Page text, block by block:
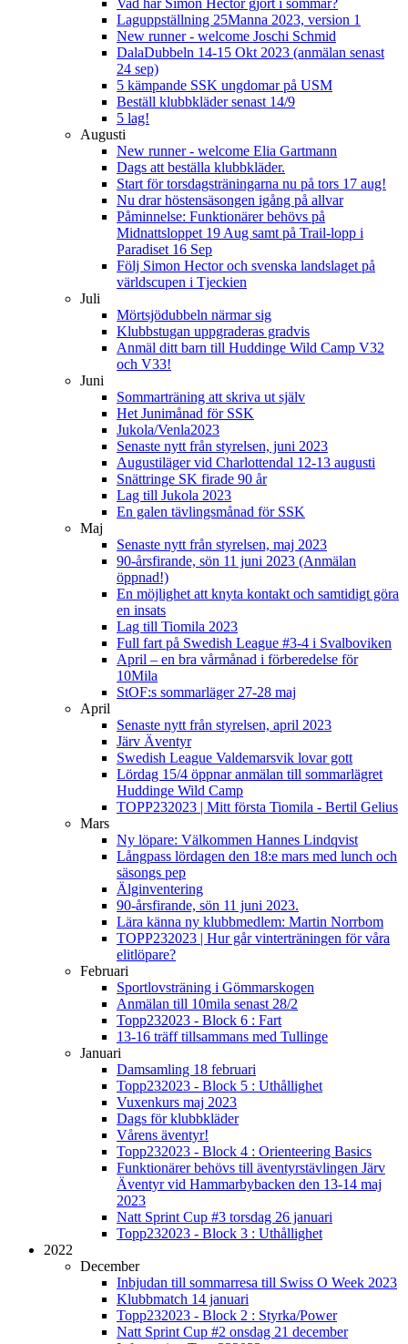
Vad har Simon Hector gjort i sommar?
Laguppställning 25Manna 2023, version 1
New runner - welcome Joschi Schmid
DalaDubbeln 14-15 Okt 2023 (anmälan senast
24 sep)
5 kämpande SSK ungdomar på USM
Beställ klubbkläder senast 14/9
5 lag!
Augusti
New runner - welcome Elia Gartmann
Dags att beställa klubbkläder.
Start för torsdagsträningarna nu på tors 17 aug!
Nu drar höstensäsongen igång på allvar
Påminnelse: Funktionärer behövs på
Midnattsloppet 19 Aug samt på Trail-lopp i
Paradiset 16 Sep
Följ Simon Hector och svenska landslaget på
världscupen i Tjeckien
Juli
Mörtsjödubbeln närmar sig
Klubbstugan uppgraderas gradvis
Anmäl ditt barn till Huddinge Wild Camp V32
och V33!
Juni
Sommarträning att skriva ut själv
Het Junimånad för SSK
Jukola/Venla2023
Senaste nytt från styrelsen, juni 2023
Augustiläger vid Charlottendal 12-13 augusti
Snättringe SK firade 90 år
Lag till Jukola 2023
En galen tävlingsmånad för SSK
Maj
Senaste nytt från styrelsen, maj 2023
90-årsfirande, sön 11 juni 2023 (Anmälan
öppnad!)
En möjlighet att knyta kontakt och samtidigt göra
en insats
Lag till Tiomila 2023
Full fart på Swedish League #3-4 i Svalboviken
April – en bra vårmånad i förberedelse för
10Mila
StOF:s sommarläger 27-28 maj
April
Senaste nytt från styrelsen, april 2023
Järv Äventyr
Swedish League Valdemarsvik lovar gott
Lördag 15/4 öppnar anmälan till sommarlägret
Huddinge Wild Camp
TOPP232023 | Mitt första Tiomila - Bertil Gelius
Mars
Ny löpare: Välkommen Hannes Lindqvist
Långpass lördagen den 18:e mars med lunch och
säsongs pep
Älginventering
90-årsfirande, sön 11 juni 2023.
Lära känna ny klubbmedlem: Martin Norrbom
TOPP232023 | Hur går vinterträningen för våra
elitlöpare?
Februari
Sportlovsträning i Gömmarskogen
Anmälan till 10mila senast 28/2
Topp232023 - Block 6 : Fart
13-16 träff tillsammans med Tullinge
Januari
Damsamling 18 februari
Topp232023 - Block 5 : Uthållighet
Vuxenkurs maj 2023
Dags för klubbkläder
Vårens äventyr!
Topp232023 - Block 4 : Orienteering Basics
Funktionärer behövs till äventyrstävlingen Järv
Äventyr vid Hammarbybacken den 13-14 maj
2023
Natt Sprint Cup #3 torsdag 26 januari
Topp232023 - Block 3 : Uthållighet
2022
December
Inbjudan till sommarresa till Swiss O Week 2023
Klubbmatch 14 januari
Topp232023 - Block 2 : Styrka/Power
Natt Sprint Cup #2 onsdag 21 december